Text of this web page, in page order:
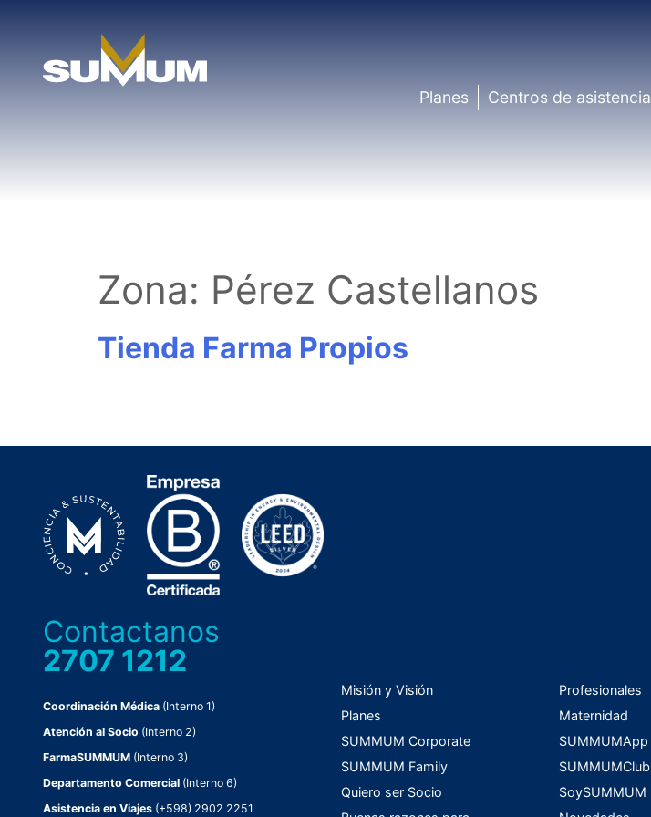
content
Planes Centros de asistencia
Zona: Pérez Castellanos
Tienda Farma Propios
Contactanos
2707 1212
Coordinación Médica (Interno 1)
Atención al Socio (Interno 2)
FarmaSUMMUM (Interno 3)
Departamento Comercial (Interno 6)
Asistencia en Viajes (+598) 2902 2251
Misión y Visión
Planes
SUMMUM Corporate
SUMMUM Family
Quiero ser Socio
Profesionales
Maternidad
SUMMUMApp
SUMMUMClub
SoySUMMUM